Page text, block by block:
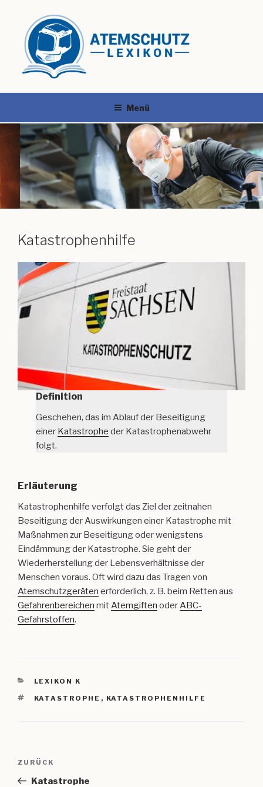
Menü
Katastrophenhilfe
Definition
Geschehen, das im Ablauf der Beseitigung
einer Katastrophe der Katastrophenabwehr
folgt.
Erläuterung
Katastrophenhilfe verfolgt das Ziel der zeitnahen
Beseitigung der Auswirkungen einer Katastrophe mit
Maßnahmen zur Beseitigung oder wenigstens
Eindämmung der Katastrophe. Sie geht der
Wiederherstellung der Lebensverhältnisse der
Menschen voraus. Oft wird dazu das Tragen von
Atemschutzgeräten erforderlich, z. B. beim Retten aus
Gefahrenbereichen mitAtemgiften oderABC-
Gefahrstoffen.
KATEGORIEN
LEXIKON K
SCHLAGWÖRTER
KATASTROPHE , KATASTROPHENHILFE
Beitragsnavigation
Vorheriger
Beitrag
ZURÜCK
Katastrophe